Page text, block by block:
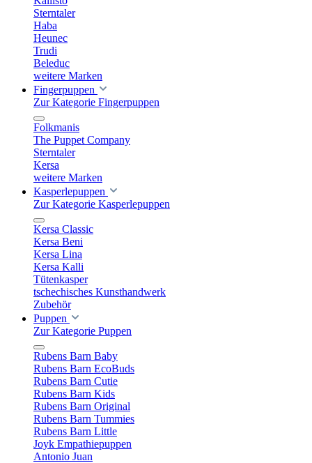
Sterntaler
Haba
Heunec
Trudi
Beleduc
weitere Marken
Fingerpuppen
Zur Kategorie Fingerpuppen
Folkmanis
The Puppet Company
Sterntaler
Kersa
weitere Marken
Kasperlepuppen
Zur Kategorie Kasperlepuppen
Kersa Classic
Kersa Beni
Kersa Lina
Kersa Kalli
Tütenkasper
tschechisches Kunsthandwerk
Zubehör
Puppen
Zur Kategorie Puppen
Rubens Barn Baby
Rubens Barn EcoBuds
Rubens Barn Cutie
Rubens Barn Kids
Rubens Barn Original
Rubens Barn Tummies
Rubens Barn Little
Joyk Empathiepuppen
Antonio Juan